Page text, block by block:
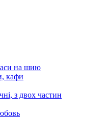
на шию
кафи
з двох частин